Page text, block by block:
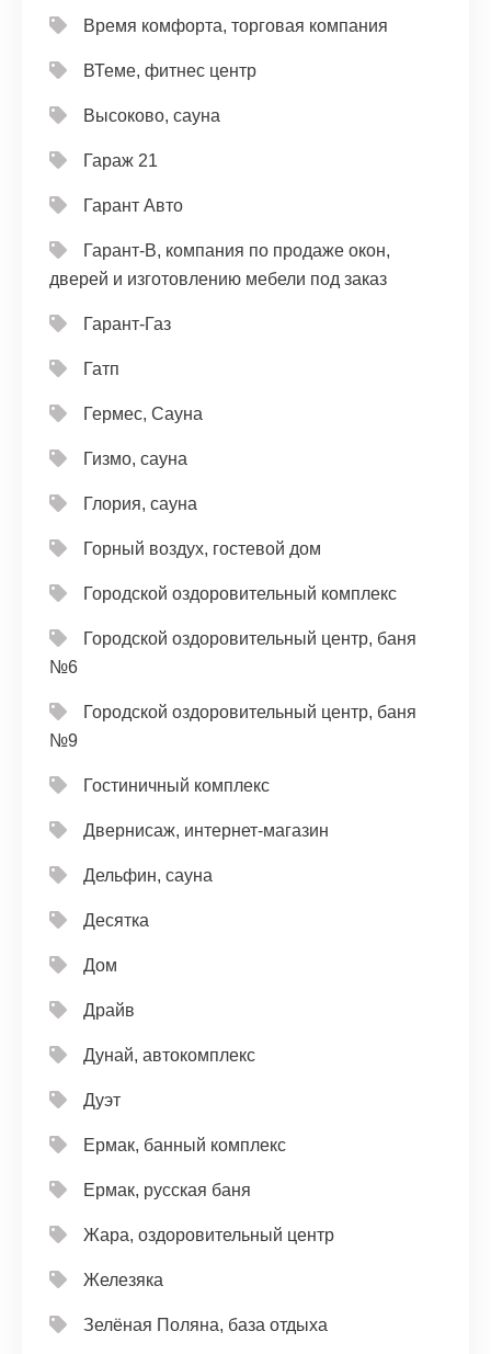
Время комфорта, торговая компания
ВТеме, фитнес центр
Высоково, сауна
Гараж 21
Гарант Авто
Гарант-В, компания по продаже окон,
дверей и изготовлению мебели под заказ
Гарант-Газ
Гатп
Гермес, Сауна
Гизмо, сауна
Глория, сауна
Горный воздух, гостевой дом
Городской оздоровительный комплекс
Городской оздоровительный центр, баня
№6
Городской оздоровительный центр, баня
№9
Гостиничный комплекс
Двернисаж, интернет-магазин
Дельфин, сауна
Десятка
Дом
Драйв
Дунай, автокомплекс
Дуэт
Ермак, банный комплекс
Ермак, русская баня
Жара, оздоровительный центр
Железяка
Зелёная Поляна, база отдыха